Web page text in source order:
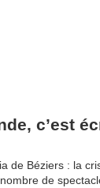
c’est
de Béziers : la
de